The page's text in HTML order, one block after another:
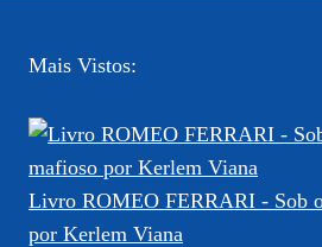
Mais Vistos:
Livro ROMEO FERRARI - Sob
por Kerlem Viana